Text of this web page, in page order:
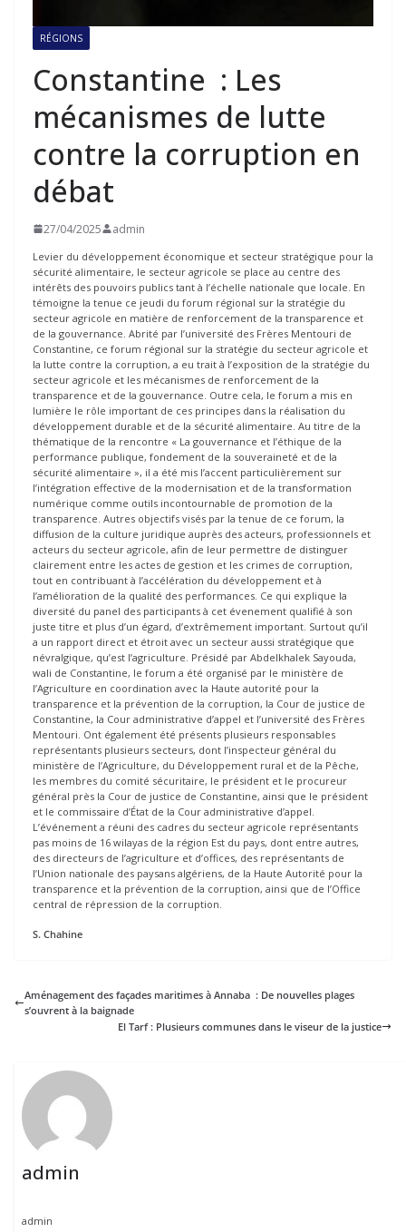
RÉGIONS
Constantine : Les
mécanismes de lutte
contre la corruption en
débat
27/04/2025 admin
Levier du développement économique et secteur stratégique pour la
sécurité alimentaire, le secteur agricole se place au centre des
intérêts des pouvoirs publics tant à l’échelle nationale que locale. En
témoigne la tenue ce jeudi du forum régional sur la stratégie du
secteur agricole en matière de renforcement de la transparence et
de la gouvernance. Abrité par l’université des Frères Mentouri de
Constantine, ce forum régional sur la stratégie du secteur agricole et
la lutte contre la corruption, a eu trait à l’exposition de la stratégie du
secteur agricole et les mécanismes de renforcement de la
transparence et de la gouvernance. Outre cela, le forum a mis en
lumière le rôle important de ces principes dans la réalisation du
développement durable et de la sécurité alimentaire. Au titre de la
thématique de la rencontre « La gouvernance et l’éthique de la
performance publique, fondement de la souveraineté et de la
sécurité alimentaire », il a été mis l’accent particulièrement sur
l’intégration effective de la modernisation et de la transformation
numérique comme outils incontournable de promotion de la
transparence. Autres objectifs visés par la tenue de ce forum, la
diffusion de la culture juridique auprès des acteurs, professionnels et
acteurs du secteur agricole, afin de leur permettre de distinguer
clairement entre les actes de gestion et les crimes de corruption,
tout en contribuant à l’accélération du développement et à
l’amélioration de la qualité des performances. Ce qui explique la
diversité du panel des participants à cet évenement qualifié à son
juste titre et plus d’un égard, d’extrêmement important. Surtout qu’il
a un rapport direct et étroit avec un secteur aussi stratégique que
névralgique, qu’est l’agriculture. Présidé par Abdelkhalek Sayouda,
wali de Constantine, le forum a été organisé par le ministère de
l’Agriculture en coordination avec la Haute autorité pour la
transparence et la prévention de la corruption, la Cour de justice de
Constantine, la Cour administrative d’appel et l’université des Frères
Mentouri. Ont également été présents plusieurs responsables
représentants plusieurs secteurs, dont l’inspecteur général du
ministère de l’Agriculture, du Développement rural et de la Pêche,
les membres du comité sécuritaire, le président et le procureur
général près la Cour de justice de Constantine, ainsi que le président
et le commissaire d’État de la Cour administrative d’appel.
L’événement a réuni des cadres du secteur agricole représentants
pas moins de 16 wilayas de la région Est du pays, dont entre autres,
des directeurs de l’agriculture et d’offices, des représentants de
l’Union nationale des paysans algériens, de la Haute Autorité pour la
transparence et la prévention de la corruption, ainsi que de l’Office
central de répression de la corruption.
S. Chahine
Aménagement des façades maritimes à Annaba : De nouvelles plages
s’ouvrent à la baignade
El Tarf : Plusieurs communes dans le viseur de la justice
admin
admin